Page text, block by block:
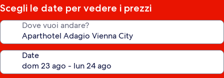
Scegli le date per vedere i prezzi
Dove vuoi andare?
Date